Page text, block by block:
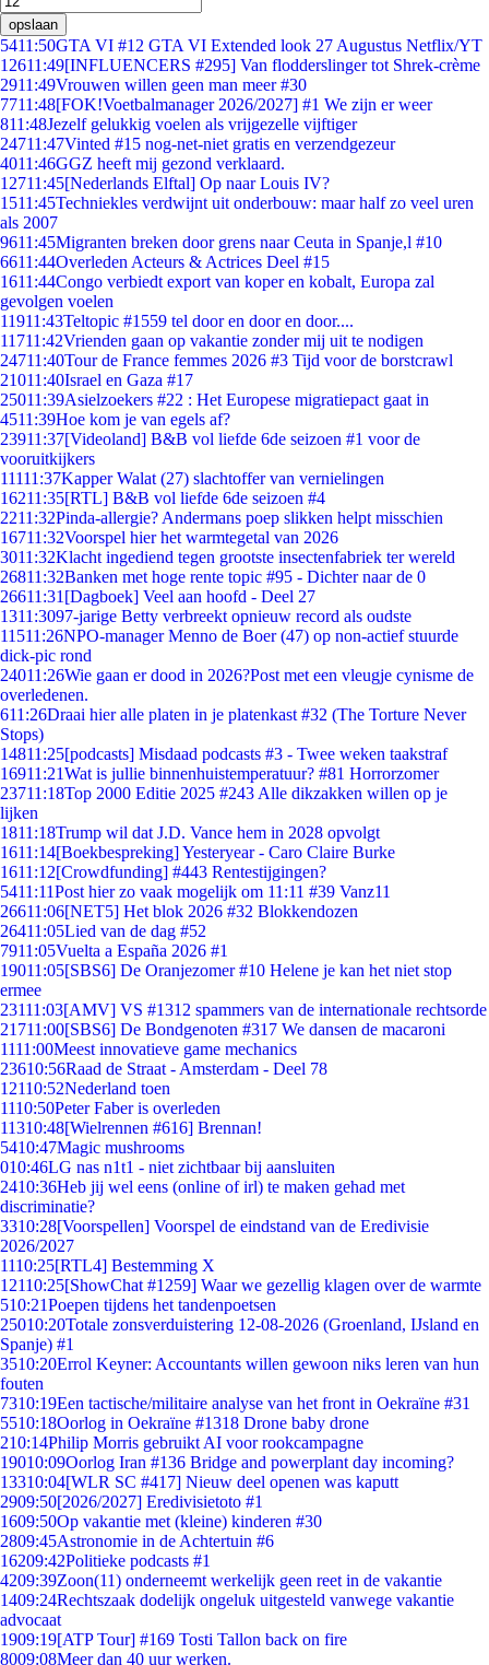
opslaan
5411:50GTA VI #12 GTA VI Extended look 27 Augustus Netflix/YT
12611:49[INFLUENCERS #295] Van flodderslinger tot Shrek-crème
2911:49Vrouwen willen geen man meer #30
7711:48[FOK!Voetbalmanager 2026/2027] #1 We zijn er weer
811:48Jezelf gelukkig voelen als vrijgezelle vijftiger
24711:47Vinted #15 nog-net-niet gratis en verzendgezeur
4011:46GGZ heeft mij gezond verklaard.
12711:45[Nederlands Elftal] Op naar Louis IV?
1511:45Techniekles verdwijnt uit onderbouw: maar half zo veel uren
als 2007
9611:45Migranten breken door grens naar Ceuta in Spanje,l #10
6611:44Overleden Acteurs & Actrices Deel #15
1611:44Congo verbiedt export van koper en kobalt, Europa zal
gevolgen voelen
11911:43Teltopic #1559 tel door en door en door....
11711:42Vrienden gaan op vakantie zonder mij uit te nodigen
24711:40Tour de France femmes 2026 #3 Tijd voor de borstcrawl
21011:40Israel en Gaza #17
25011:39Asielzoekers #22 : Het Europese migratiepact gaat in
4511:39Hoe kom je van egels af?
23911:37[Videoland] B&B vol liefde 6de seizoen #1 voor de
vooruitkijkers
11111:37Kapper Walat (27) slachtoffer van vernielingen
16211:35[RTL] B&B vol liefde 6de seizoen #4
2211:32Pinda-allergie? Andermans poep slikken helpt misschien
16711:32Voorspel hier het warmtegetal van 2026
3011:32Klacht ingediend tegen grootste insectenfabriek ter wereld
26811:32Banken met hoge rente topic #95 - Dichter naar de 0
26611:31 [Dagboek] Veel aan hoofd - Deel 27
1311:3097-jarige Betty verbreekt opnieuw record als oudste
11511:26NPO-manager Menno de Boer (47) op non-actief stuurde
dick-pic rond
24011:26Wie gaan er dood in 2026?Post met een vleugje cynisme de
overledenen.
611:26Draai hier alle platen in je platenkast #32 (The Torture Never
Stops)
14811:25[podcasts] Misdaad podcasts #3 - Twee weken taakstraf
16911:21Wat is jullie binnenhuistemperatuur? #81 Horrorzomer
23711:18Top 2000 Editie 2025 #243 Alle dikzakken willen op je
lijken
1811:18Trump wil dat J.D. Vance hem in 2028 opvolgt
1611:14[Boekbespreking] Yesteryear - Caro Claire Burke
1611:12[Crowdfunding] #443 Rentestijgingen?
5411:11Post hier zo vaak mogelijk om 11:11 #39 Vanz11
26611:06[NET5] Het blok 2026 #32 Blokkendozen
26411:05Lied van de dag #52
7911:05Vuelta a España 2026 #1
19011:05[SBS6] De Oranjezomer #10 Helene je kan het niet stop
ermee
23111:03[AMV] VS #1312 spammers van de internationale rechtsorde
21711:00[SBS6] De Bondgenoten #317 We dansen de macaroni
1111:00Meest innovatieve game mechanics
23610:56Raad de Straat - Amsterdam - Deel 78
12110:52Nederland toen
1110:50Peter Faber is overleden
11310:48[Wielrennen #616] Brennan!
5410:47Magic mushrooms
010:46LG nas n1t1 - niet zichtbaar bij aansluiten
2410:36Heb jij wel eens (online of irl) te maken gehad met
discriminatie?
3310:28[Voorspellen] Voorspel de eindstand van de Eredivisie
2026/2027
1110:25[RTL4] Bestemming X
12110:25[ShowChat #1259] Waar we gezellig klagen over de warmte
510:21Poepen tijdens het tandenpoetsen
25010:20Totale zonsverduistering 12-08-2026 (Groenland, IJsland en
Spanje) #1
3510:20Errol Keyner: Accountants willen gewoon niks leren van hun
fouten
7310:19Een tactische/militaire analyse van het front in Oekraïne #31
5510:18Oorlog in Oekraïne #1318 Drone baby drone
210:14Philip Morris gebruikt AI voor rookcampagne
19010:09Oorlog Iran #136 Bridge and powerplant day incoming?
13310:04[WLR SC #417] Nieuw deel openen was kaputt
2909:50[2026/2027] Eredivisietoto #1
1609:50Op vakantie met (kleine) kinderen #30
2809:45Astronomie in de Achtertuin #6
16209:42Politieke podcasts #1
4209:39Zoon(11) onderneemt werkelijk geen reet in de vakantie
1409:24Rechtszaak dodelijk ongeluk uitgesteld vanwege vakantie
advocaat
1909:19[ATP Tour] #169 Tosti Tallon back on fire
8009:08Meer dan 40 uur werken.